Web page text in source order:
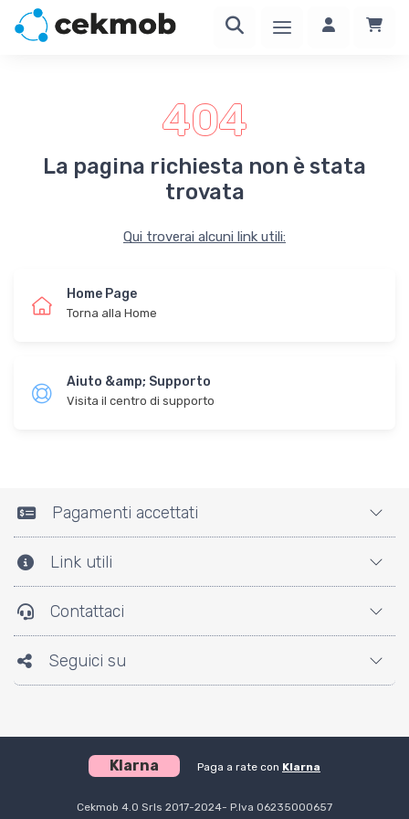
404
La pagina richiesta non è stata
trovata
Qui troverai alcuni link utili:
Home Page
Torna alla Home
Aiuto &amp; Supporto
Visita il centro di supporto
Pagamenti accettati
Link utili
Contattaci
Seguici su
Klarna Paga a rate con Klarna
Cekmob 4.0 Srls 2017-2024- P.Iva 06235000657